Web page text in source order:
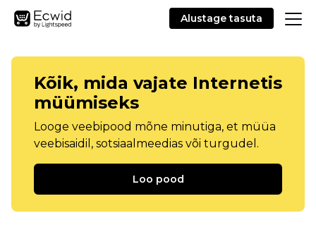
Alustage tasuta
Kõik, mida vajate Internetis
müümiseks
Looge veebipood mõne minutiga, et müüa
veebisaidil, sotsiaalmeedias või turgudel.
Loo pood